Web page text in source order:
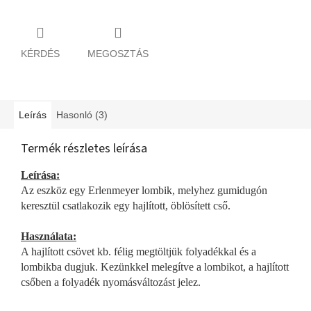
KÉRDÉS MEGOSZTÁS
Leírás Hasonló (3)
Termék részletes leírása
Leírása:
Az eszköz egy Erlenmeyer lombik, melyhez gumidugón
keresztül csatlakozik egy hajlított, öblösített cső.
Használata:
A hajlított csövet kb. félig megtöltjük folyadékkal és a
lombikba dugjuk. Kezünkkel melegítve a lombikot, a hajlított
csőben a folyadék nyomásváltozást jelez.